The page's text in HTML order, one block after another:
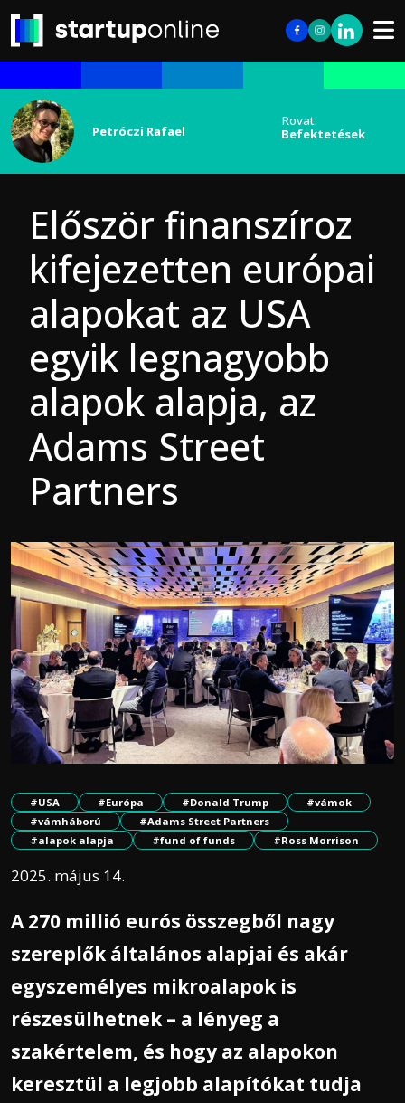
Petróczi Rafael
Rovat:
Befektetések
Először finanszíroz
kifejezetten európai
alapokat az USA
egyik legnagyobb
alapok alapja, az
Adams Street
Partners
#USA #Európa #Donald Trump
#vámok
#vámháború
#Adams Street Partners
#alapok alapja
#fund of funds #Ross Morrison
2025. május 14.
A 270 millió eurós összegből nagy
szereplők általános alapjai és akár
egyszemélyes mikroalapok is
részesülhetnek – a lényeg a
szakértelem, és hogy az alapokon
keresztül a legjobb alapítókat tudja